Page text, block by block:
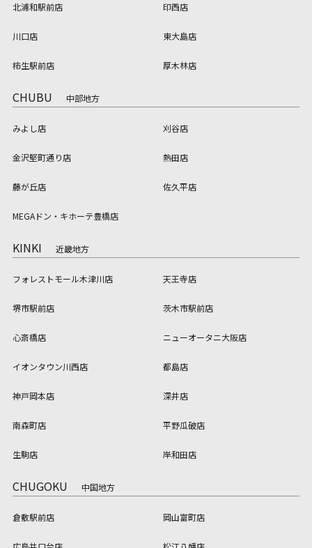
北浦和駅前店 印西店
川口店 東大島店
柿生駅前店 厚木林店
CHUBU 中部地方
みよし店 刈谷店
金沢堅町通り店 熱田店
藤が丘店 佐久平店
MEGAドン・キホーテ豊橋店
KINKI 近畿地方
フォレストモール木津川店 天王寺店
堺市駅前店 茨木市駅前店
心斎橋店 ニューオータニ大阪店
イオンタウン川西店 都島店
神戸岡本店 深井店
南森町店 平野瓜破店
生駒店 岸和田店
CHUGOKU 中国地方
倉敷駅前店 岡山富町店